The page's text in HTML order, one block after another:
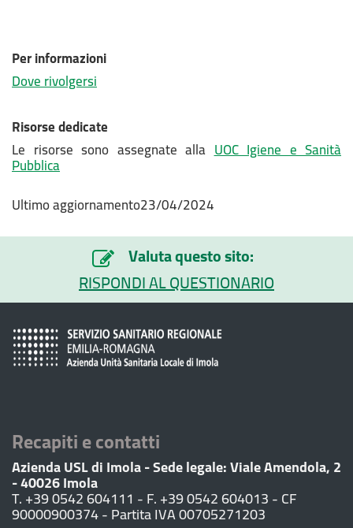
Per informazioni
Dove rivolgersi
Risorse dedicate
Le risorse sono assegnate allaUOC Igiene e Sanità
Pubblica
Ultimo aggiornamento23/04/2024
Valuta questo sito:
RISPONDI AL QUESTIONARIO
Recapiti e contatti
Azienda USL di Imola - Sede legale: Viale Amendola, 2
- 40026 Imola
T. +39 0542 604111 - F. +39 0542 604013 - CF
90000900374 - Partita IVA 00705271203